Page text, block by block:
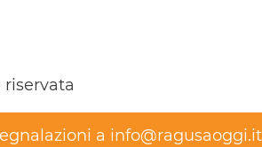
a info@ragusaoggi.it